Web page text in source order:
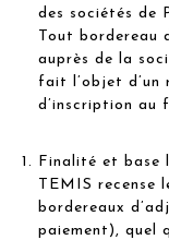
des sociétés de
Tout bordereau
auprès de la
fait l’objet d’un
d’inscription au
Finalité et base
TEMIS recense
bordereaux
paiement), quel